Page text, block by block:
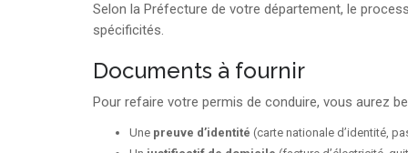
Selon la Préfecture de votre département, le
spécificités.
Documents à fournir
Pour refaire votre permis de conduire, vous aurez
Une preuve d’identité (carte nationale d’identité,